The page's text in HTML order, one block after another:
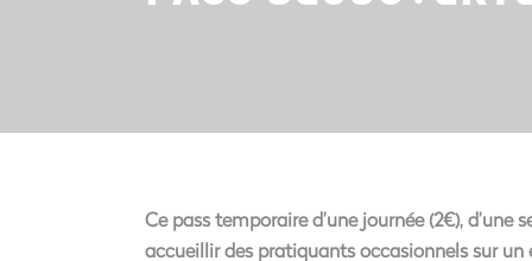
Ce pass temporaire d’une journée (2€),
accueillir des pratiquants occasionnels sur